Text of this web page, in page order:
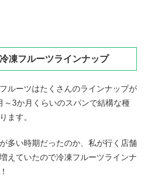
凍フルーツラインナップ
ルーツはたくさんのラインナップが
～3か月くらいのスパンで結構な種
ます。
多い時期だったのか、私が行く店舗
えていたので冷凍フルーツラインナ